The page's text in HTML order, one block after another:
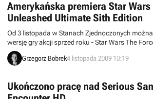
Amerykańska premiera Star Wars
Unleashed Ultimate Sith Edition
Od 3 listopada w Stanach Zjednoczonych
wersję gry akcji sprzed roku - Star Wars The
edycja przygód ucznia Darth Vadera dostępna jest na konsole Xbox
360 i Playstation 3 oraz na komputery osobiste.
Grzegorz Bobrek4 listopada 2009 10:19
Ukończono pracę nad Serious